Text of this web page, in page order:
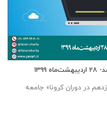
در دوران کرونا» جامعه